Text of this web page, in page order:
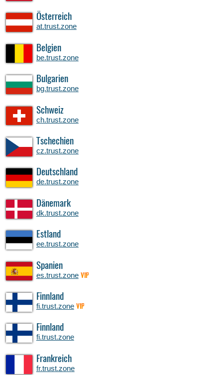
Österreich
at.trust.zone
Belgien
be.trust.zone
Bulgarien
bg.trust.zone
Schweiz
ch.trust.zone
Tschechien
cz.trust.zone
Deutschland
de.trust.zone
Dänemark
dk.trust.zone
Estland
ee.trust.zone
Spanien
es.trust.zone VIP
Finnland
fi.trust.zone VIP
Finnland
fi.trust.zone
Frankreich
fr.trust.zone